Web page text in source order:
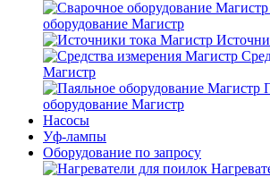
оборудование Магистр
Магистр
оборудование Магистр
Насосы
Уф-лампы
Оборудование по запросу